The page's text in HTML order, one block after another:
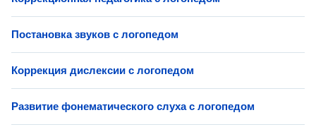
Постановка звуков с логопедом
Коррекция дислексии с логопедом
Развитие фонематического слуха с логопедом